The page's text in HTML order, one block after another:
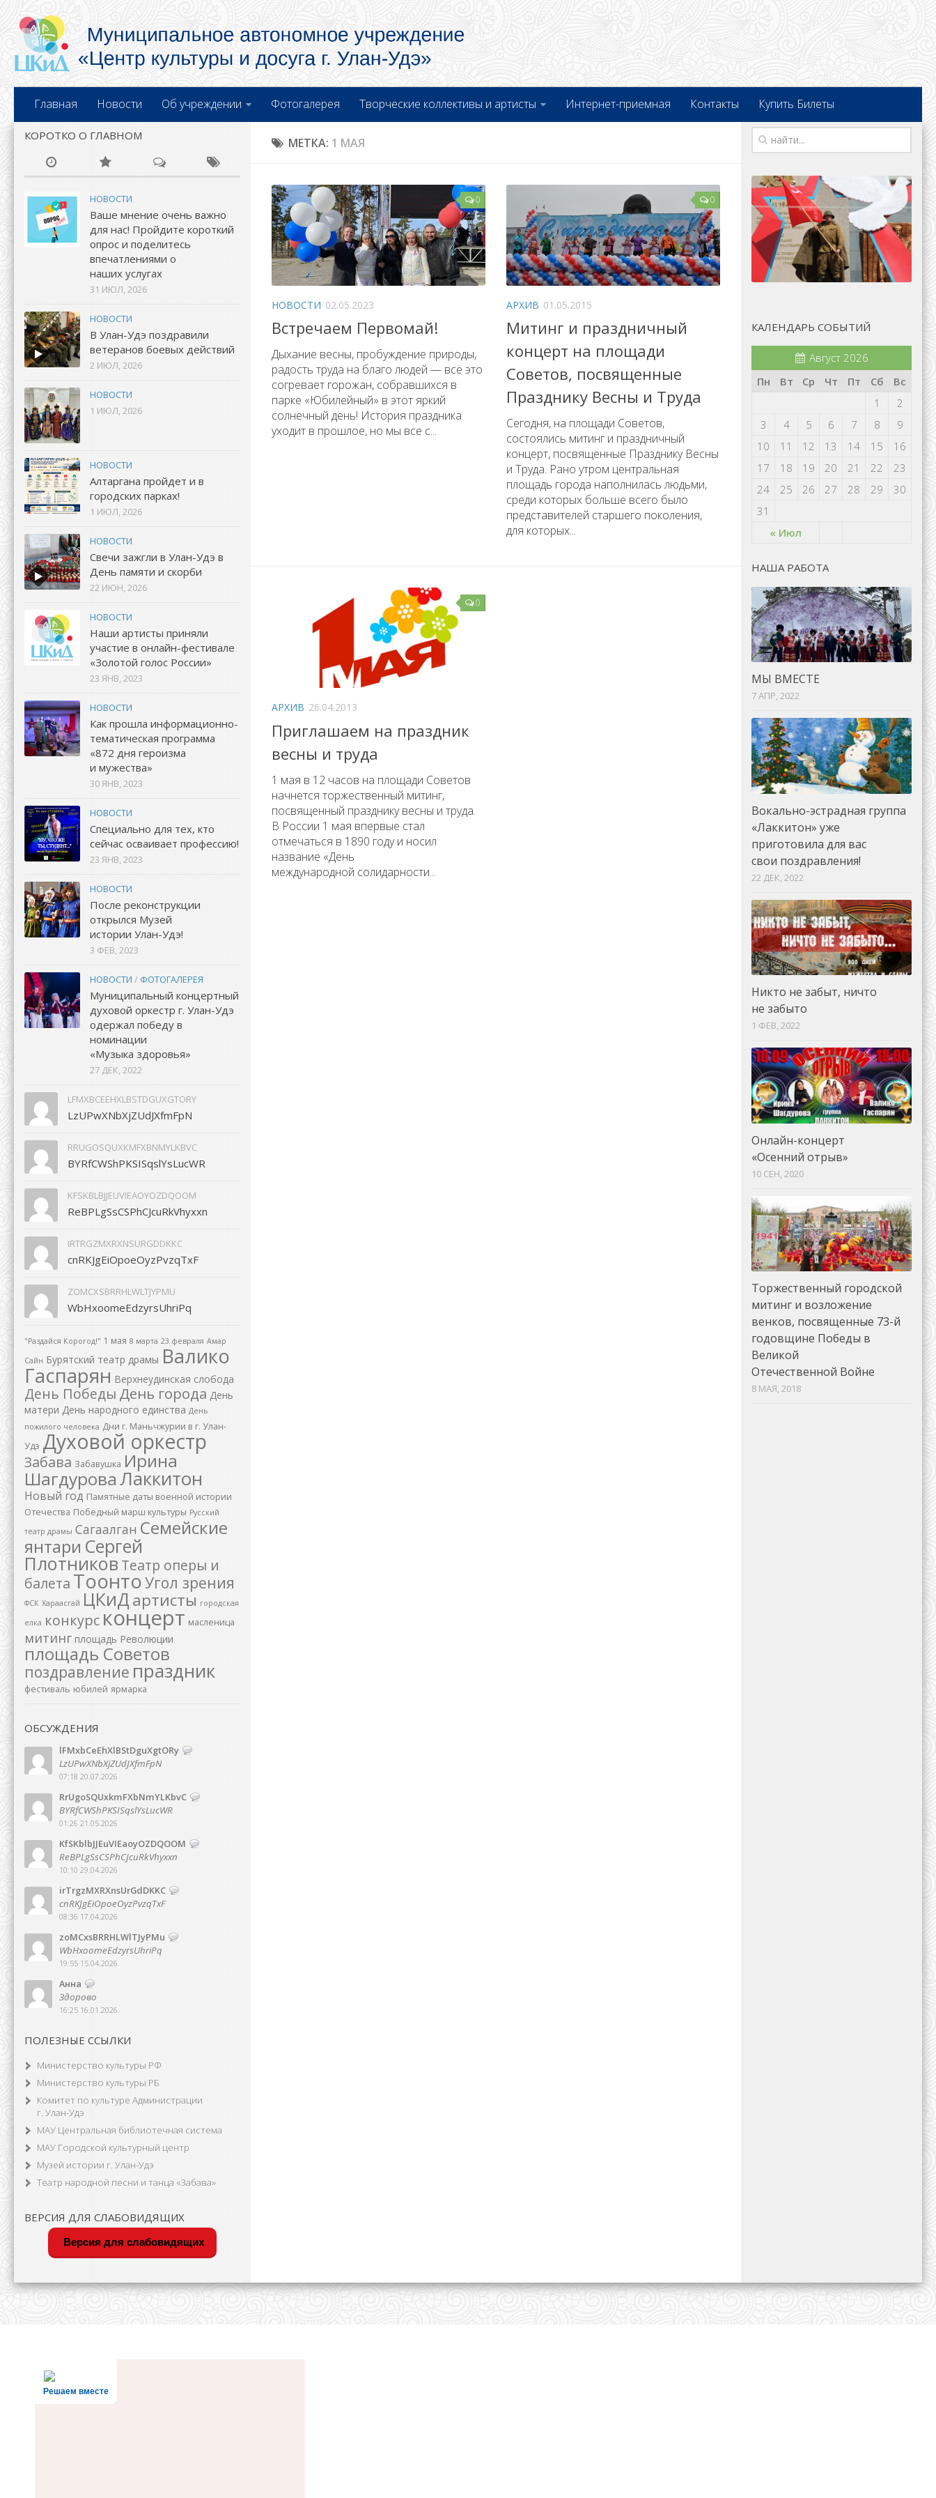
Главная Новости Об учреждении Фотогалерея Творческие коллективы и артисты Интернет-приемная Контакты Купить Билеты
МЕТКА: 1 МАЯ
0
НОВОСТИ 02.05.2023
Встречаем Первомай!
Дыхание весны, пробуждение природы,
радость труда на благо людей — всё это
согревает горожан, собравшихся в
парке «Юбилейный» в этот яркий
солнечный день! История праздника
уходит в прошлое, но мы все с...
0
АРХИВ 01.05.2015
Митинг и праздничный
концерт на площади
Советов, посвященные
Празднику Весны и Труда
Сегодня, на площади Советов,
состоялись митинг и праздничный
концерт, посвященные Празднику Весны
и Труда. Рано утром центральная
площадь города наполнилась людьми,
среди которых больше всего было
представителей старшего поколения,
для которых...
0
АРХИВ 26.04.2013
Приглашаем на праздник
весны и труда
1 мая в 12 часов на площади Советов
начнется торжественный митинг,
посвященный празднику весны и труда.
В России 1 мая впервые стал
отмечаться в 1890 году и носил
название «День
международной солидарности...
КОРОТКО О ГЛАВНОМ
НОВОСТИ
Ваше мнение очень важно
для нас! Пройдите короткий
опрос и поделитесь
впечатлениями о
наших услугах
31 ИЮЛ, 2026
НОВОСТИ
В Улан-Удэ поздравили
ветеранов боевых действий
2 ИЮЛ, 2026
НОВОСТИ
1 ИЮЛ, 2026
НОВОСТИ
Алтаргана пройдет и в
городских парках!
1 ИЮЛ, 2026
НОВОСТИ
Свечи зажгли в Улан-Удэ в
День памяти и скорби
22 ИЮН, 2026
НОВОСТИ
Наши артисты приняли
участие в онлайн-фестивале
«Золотой голос России»
23 ЯНВ, 2023
НОВОСТИ
Как прошла информационно-
тематическая программа
«872 дня героизма
и мужества»
30 ЯНВ, 2023
НОВОСТИ
Специально для тех, кто
сейчас осваивает профессию!
23 ЯНВ, 2023
НОВОСТИ
После реконструкции
открылся Музей
истории Улан-Удэ!
3 ФЕВ, 2023
НОВОСТИ / ФОТОГАЛЕРЕЯ
Муниципальный концертный
духовой оркестр г. Улан-Удэ
одержал победу в
номинации
«Музыка здоровья»
27 ДЕК, 2022
LFMXBCEEHXLBSTDGUXGTORY
LzUPwXNbXjZUdJXfmFpN
RRUGOSQUXKMFXBNMYLKBVC
BYRfCWShPKSISqslYsLucWR
KFSKBLBJJEUVIEAOYOZDQOOM
ReBPLgSsCSPhCJcuRkVhyxxn
IRTRGZMXRXNSURGDDKKC
cnRKJgEiOpoeOyzPvzqTxF
ZOMCXSBRRHLWLTJYPMU
WbHxoomeEdzyrsUhriPq
"Раздайся Корогод!" 1 мая 8 марта 23 февраля Амар
Сайн Бурятский театр драмы Валико
Гаспарян Верхнеудинская слобода
День Победы День города День
матери День народного единства День
пожилого человека Дни г. Маньчжурии в г. Улан-
Удэ Духовой оркестр
Забава Забавушка Ирина
ШагдуроваЛаккитон
Новый год Памятные даты военной истории
Отечества Победный марш культуры Русский
театр драмы Сагаалган Семейские
янтари Сергей
Плотников Театр оперы и
балета ТоонтоУгол зрения
ФСК Хараасгай ЦКиДартисты городская
елка конкурс концерт масленица
митинг площадь Революции
площадь Советов
поздравление праздник
фестиваль юбилей ярмарка
ОБСУЖДЕНИЯ
lFMxbCeEhXlBStDguXgtORy
LzUPwXNbXjZUdJXfmFpN
07:18 20.07.2026
RrUgoSQUxkmFXbNmYLKbvC
BYRfCWShPKSISqslYsLucWR
01:26 21.05.2026
KfSKblbJJEuVIEaoyOZDQOOM
ReBPLgSsCSPhCJcuRkVhyxxn
10:10 29.04.2026
irTrgzMXRXnsUrGdDKKC
cnRKJgEiOpoeOyzPvzqTxF
08:36 17.04.2026
zoMCxsBRRHLWlTJyPMu
WbHxoomeEdzyrsUhriPq
19:55 15.04.2026
Анна
Здорово
16:25 16.01.2026
ПОЛЕЗНЫЕ ССЫЛКИ
Министерство культуры РФ
Министерство культуры РБ
Комитет по культуре Администрации
г. Улан-Удэ
МАУ Центральная библиотечная система
МАУ Городской культурный центр
Музей истории г. Улан-Удэ
Театр народной песни и танца «Забава»
ВЕРСИЯ ДЛЯ СЛАБОВИДЯЩИХ
Версия для слабовидящих
КАЛЕНДАРЬ СОБЫТИЙ
Август 2026
Пн
Вт Ср Чт Пт Сб Вс
« Июл
1
2
3
4 5 6 7 8
9
10
11 12 13 14 15
16
17
18 19 20 21 22
23
24
25 26 27 28 29
30
31
НАША РАБОТА
МЫ ВМЕСТЕ
7 АПР, 2022
Вокально-эстрадная группа
«Лаккитон» уже
приготовила для вас
свои поздравления!
22 ДЕК, 2022
Никто не забыт, ничто
не забыто
1 ФЕВ, 2022
Онлайн-концерт
«Осенний отрыв»
10 СЕН, 2020
Торжественный городской
митинг и возложение
венков, посвященные 73-й
годовщине Победы в
Великой
Отечественной Войне
8 МАЯ, 2018
Решаем вместе